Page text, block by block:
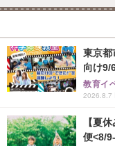
東京都
向け9/
教育イ
2026.8.7
【夏
便<8/